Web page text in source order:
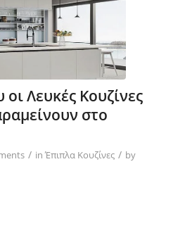
Λευκές Κουζίνες
στο
/ in Έπιπλα Κουζίνες / by